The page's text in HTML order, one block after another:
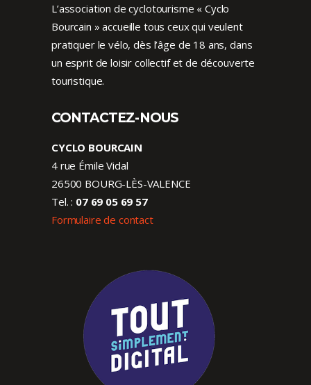
L’association de cyclotourisme « Cyclo
Bourcain » accueille tous ceux qui veulent
pratiquer le vélo, dès l’âge de 18 ans, dans
un esprit de loisir collectif et de découverte
touristique.
CONTACTEZ-NOUS
CYCLO BOURCAIN
4 rue Émile Vidal
26500 BOURG-LÈS-VALENCE
Tel. : 07 69 05 69 57
Formulaire de contact